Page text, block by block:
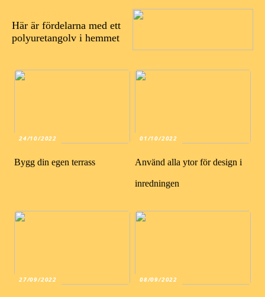
Här är fördelarna med ett
polyuretangolv i hemmet
24/10/2022
Bygg din egen terrass
01/10/2022
Använd alla ytor för design i
inredningen
27/09/2022 08/09/2022